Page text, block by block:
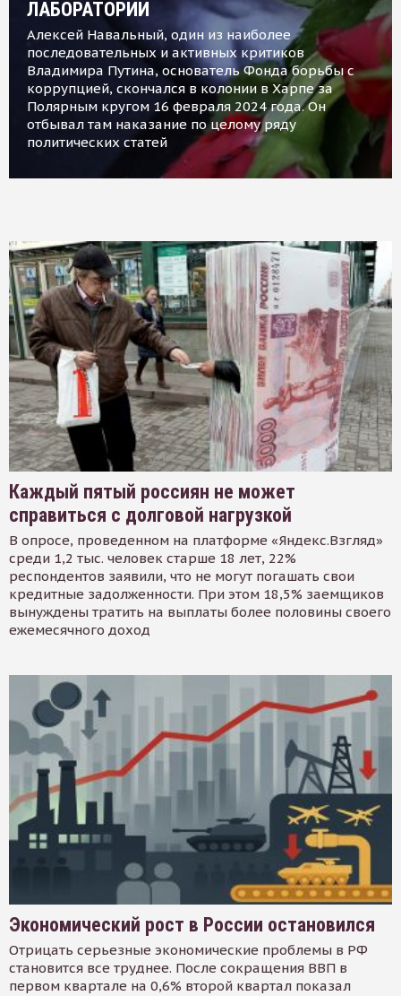
ЛАБОРАТОРИИ
Алексей Навальный, один из наиболее
последовательных и активных критиков
Владимира Путина, основатель Фонда борьбы с
коррупцией, скончался в колонии в Харпе за
Полярным кругом 16 февраля 2024 года. Он
отбывал там наказание по целому ряду
политических статей
Каждый пятый россиян не может
справиться с долговой нагрузкой
В опросе, проведенном на платформе «Яндекс.Взгляд»
среди 1,2 тыс. человек старше 18 лет, 22%
респондентов заявили, что не могут погашать свои
кредитные задолженности. При этом 18,5% заемщиков
вынуждены тратить на выплаты более половины своего
ежемесячного доход
Экономический рост в России остановился
Отрицать серьезные экономические проблемы в РФ
становится все труднее. После сокращения ВВП в
первом квартале на 0,6% второй квартал показал